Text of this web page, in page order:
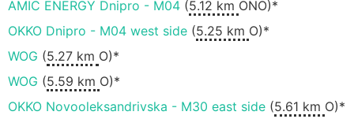
AMIC ENERGY Dnipro - M04 (5.12 km ONO)*
OKKO Dnipro - M04 west side (5.25 km O)*
WOG (5.27 km O)*
WOG (5.59 km O)*
OKKO Novooleksandrivska - M30 east side (5.61 km O)*